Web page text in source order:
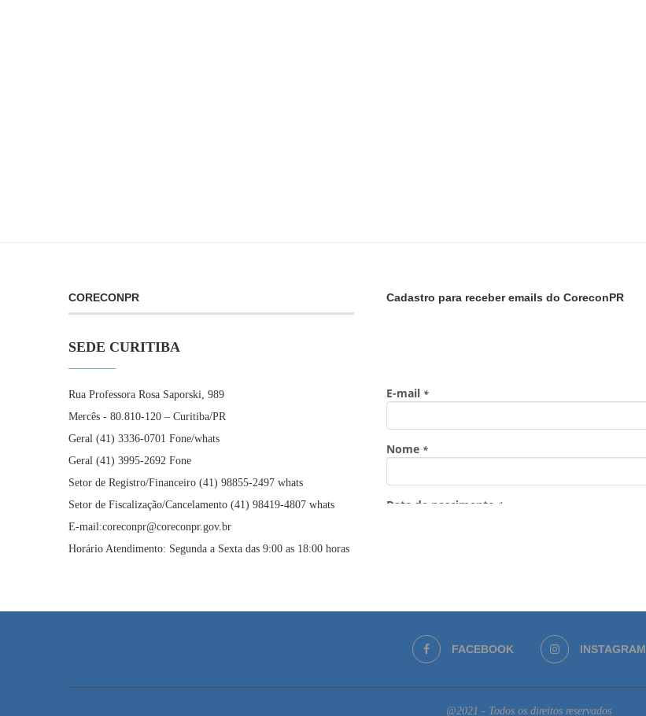
CORECONPR
SEDE CURITIBA
Rua Professora Rosa Saporski, 989
Mercês - 80.810-120 – Curitiba/PR
Geral (41) 3336-0701 Fone/whats
Geral (41) 3995-2692 Fone
Setor de Registro/Financeiro (41) 98855-2497 whats
Setor de Fiscalização/Cancelamento (41) 98419-4807 whats
E-mail:coreconpr@coreconpr.gov.br
Horário Atendimento: Segunda a Sexta das 9:00 as 18:00 horas
Cadastro para receber emails do CoreconPR
FACEBOOK INSTAGRAM
@2021 - Todos os direitos reservados